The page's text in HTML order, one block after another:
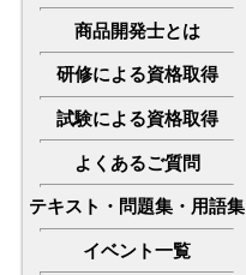
商品開発士とは
研修による資格取得
試験による資格取得
よくあるご質問
テキスト・問題集・用語集
イベント一覧